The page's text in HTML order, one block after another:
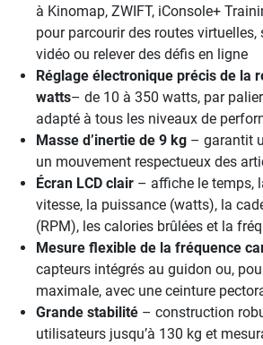
à Kinomap, ZWIFT, iConsole+
pour parcourir des routes virtuelles,
vidéo ou relever des défis en ligne
Réglage électronique précis de la
watts– de 10 à 350 watts, par
adapté à tous les niveaux de
Masse d’inertie de 9 kg – garantit
un mouvement respectueux des
Écran LCD clair – affiche le temps,
vitesse, la puissance (watts), la
(RPM), les calories brûlées et la
Mesure flexible de la fréquence
capteurs intégrés au guidon ou,
maximale, avec une ceinture
Grande stabilité – construction
utilisateurs jusqu’à 130 kg et